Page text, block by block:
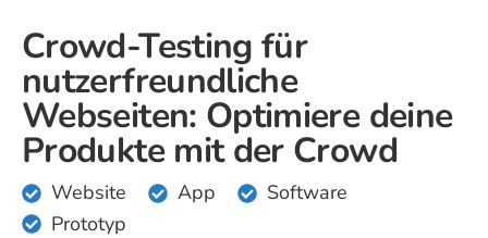
Crowd-Testing für
nutzerfreundliche
Webseiten: Optimiere deine
Produkte mit der Crowd
Website App
Software
Prototyp